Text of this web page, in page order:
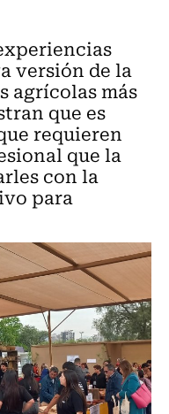
versión de la
agrícolas más
que es
requieren
que la
con la
para